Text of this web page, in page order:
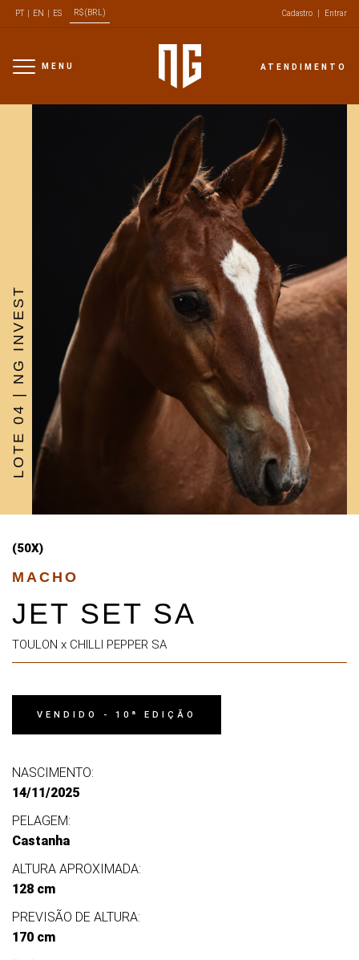
PT| EN ES R$ (BRL) Cadastro Entrar
ATENDIMENTO
MENU
LOTE 04 | NG INVEST
(50X)
MACHO
JET SET SA
TOULON x CHILLI PEPPER SA
VENDIDO - 10ª EDIÇÃO
NASCIMENTO:
14/11/2025
PELAGEM:
Castanha
ALTURA APROXIMADA:
128 cm
PREVISÃO DE ALTURA:
170 cm